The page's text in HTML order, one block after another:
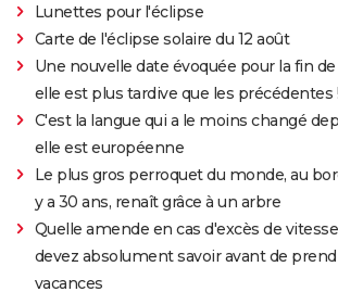
Lunettes pour l'éclipse
Carte de l'éclipse solaire du 12 août
Une nouvelle date évoquée pour la fin de
elle est plus tardive que les précédentes !
C'est la langue qui a le moins changé
elle est européenne
Le plus gros perroquet du monde, au
y a 30 ans, renaît grâce à un arbre
Quelle amende en cas d'excès de
devez absolument savoir avant de
vacances